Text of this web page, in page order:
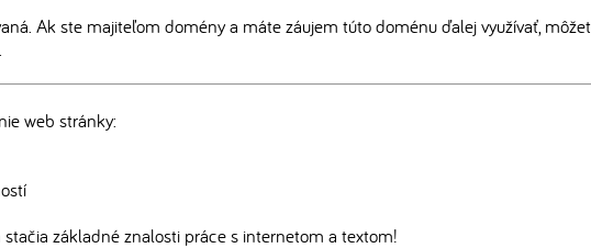
Ak ste majiteľom domény a máte záujem túto doménu ďalej využívať,
web stránky:
základné znalosti práce s internetom a textom!